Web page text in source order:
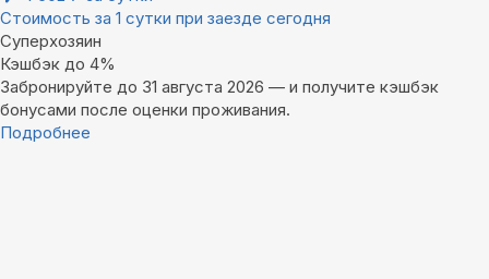
Стоимость за 1 сутки при заезде сегодня
Суперхозяин
Кэшбэк до 4%
Забронируйте до 31 августа 2026 — и получите кэшбэк
бонусами после оценки проживания.
Подробнее